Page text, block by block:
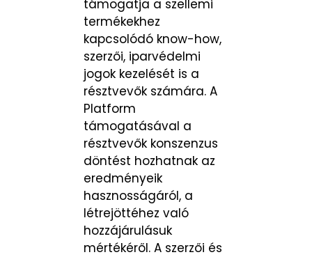
támogatja a szellemi
termékekhez
kapcsolódó know-how,
szerzői, iparvédelmi
jogok kezelését is a
résztvevők számára. A
Platform
támogatásával a
résztvevők konszenzus
döntést hozhatnak az
eredményeik
hasznosságáról, a
létrejöttéhez való
hozzájárulásuk
mértékéről. A szerzői és